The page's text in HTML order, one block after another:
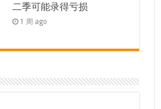
二季可能录得亏损
1 周 ago